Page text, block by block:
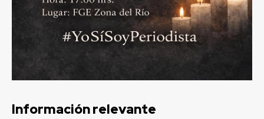
Información relevante